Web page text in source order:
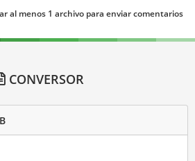
al menos 1 archivo para enviar comentarios
CONVERSOR